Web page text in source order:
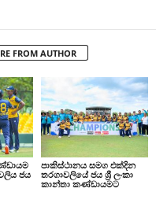
FROM AUTHOR
ජය
පාකිස්ථානය සමග එක්දින
තරගාවලියේ ජය ශ්‍රී ලංකා
කාන්තා කණ්ඩායමට